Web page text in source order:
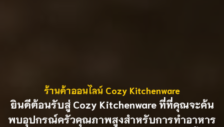
ร้านค้าออนไลน์ Cozy Kitchenware
ยินดีต้อนรับสู่ Cozy Kitchenware ที่ที่คุณจะค้น
พบอุปกรณ์ครัวคุณภาพสูงสำหรับการทำอาหาร